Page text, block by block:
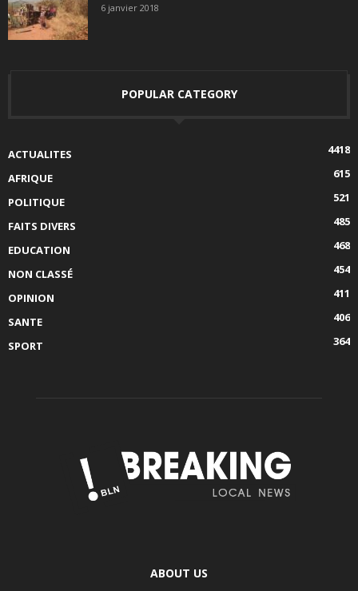
6 janvier 2018
POPULAR CATEGORY
ACTUALITES
4418
AFRIQUE
615
POLITIQUE
521
FAITS DIVERS
485
EDUCATION
468
NON CLASSÉ
454
OPINION
411
SANTE
406
SPORT
364
ABOUT US